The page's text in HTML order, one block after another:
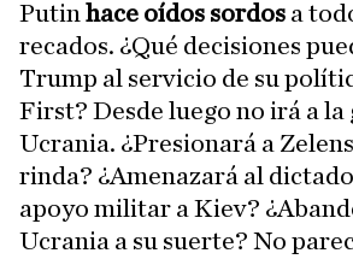
Putin hace oídos sordos a
recados. ¿Qué decisiones
Trump al servicio de su
First? Desde luego no irá a
Ucrania. ¿Presionará a
rinda? ¿Amenazará al
apoyo militar a Kiev?
Ucrania a su suerte? No